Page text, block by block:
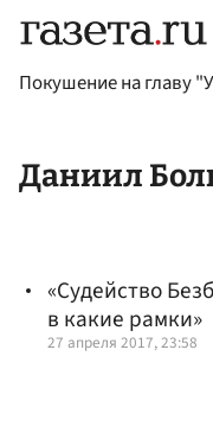
Покушение на главу
Даниил
«Судейство
в какие рамки»
27 апреля 2017, 23:58